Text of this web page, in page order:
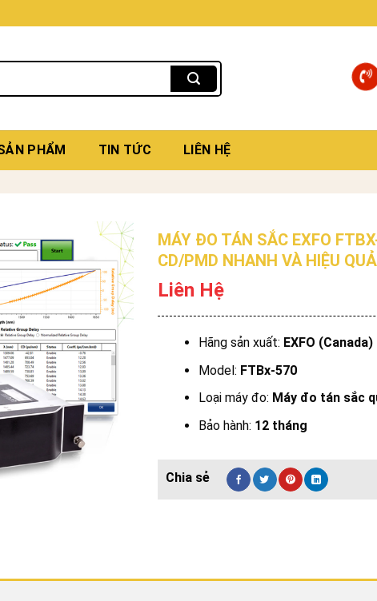
PHẨM TIN TỨC LIÊN HỆ
MÁY ĐO TÁN SẮC EXFO
CD/PMD NHANH VÀ HIỆU QUẢ
Liên Hệ
Hãng sản xuất: EXFO (Canada)
Model: FTBx-570
Loại máy đo: Máy đo tán sắc
Bảo hành: 12 tháng